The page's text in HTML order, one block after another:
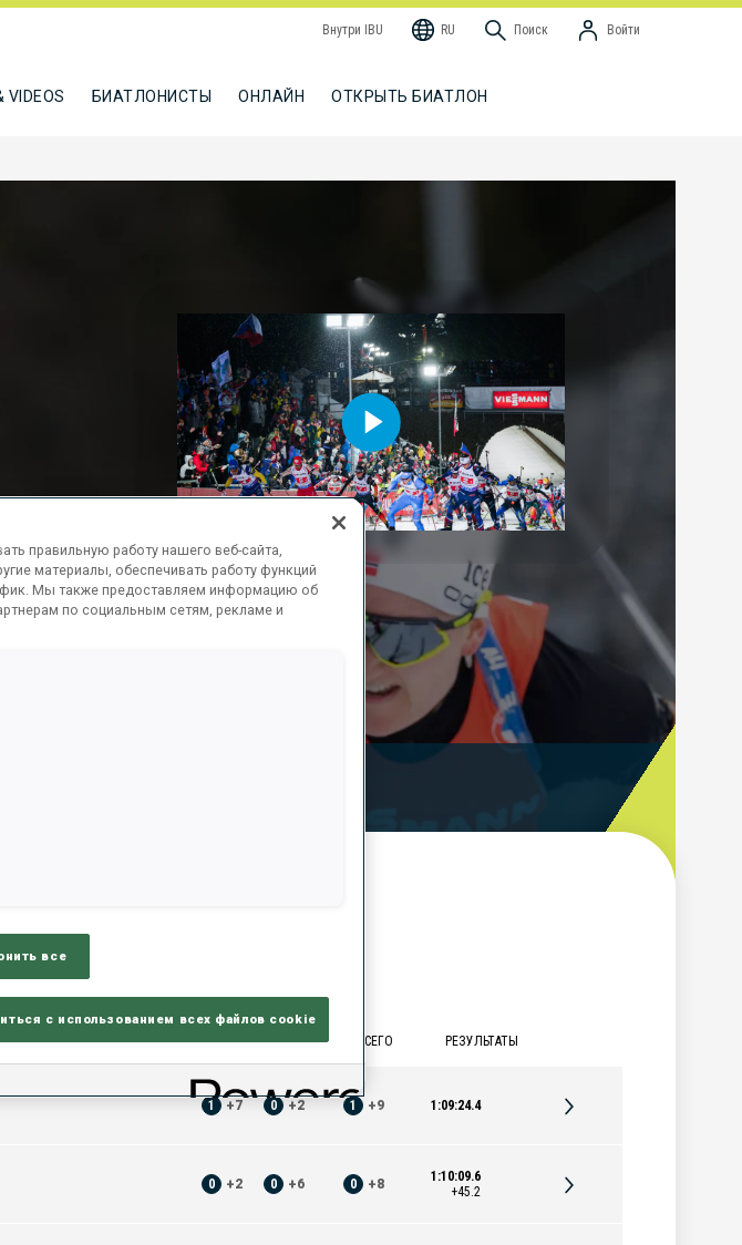
Внутри IBU RU Поиск Войти
VIDEOS БИАТЛОНИСТЫ ОНЛАЙН ОТКРЫТЬ БИАТЛОН
Play
Video
ЛЕЖА | СТОЯ ВСЕГО РЕЗУЛЬТАТЫ
1 +7 0 +2 1 +9 1:09:24.4
0 +2 0 +6 0 +8
1:10:09.6
+45.2
правильную работу нашего веб-сайта,
материалы, обеспечивать работу функций
Мы также предоставляем информацию об
по социальным сетям, рекламе и
все
с использованием всех файлов cookie